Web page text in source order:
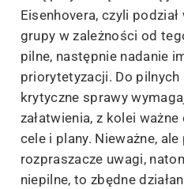
Eisenhovera, czyli
grupy w zależności od
pilne, następnie nadanie
priorytetyzacji. Do pilnych
krytyczne sprawy
załatwienia, z kolei
cele i plany. Nieważne,
rozpraszacze uwagi,
niepilne, to zbędne